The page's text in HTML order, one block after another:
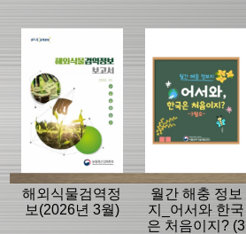
해외식물검역정
보(2026년 3월)
월간 해충 정보
지_어서와 한국
은 처음이지? (3